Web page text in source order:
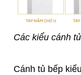
Các kiểu cánh
Cánh tủ bếp